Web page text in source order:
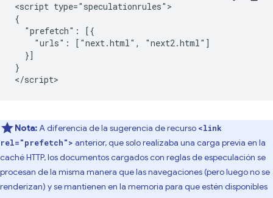
<script type="speculationrules">
{
  "prefetch": [{
    "urls": ["next.html", "next2.html"]
  }]
}
Nota:A diferencia de la sugerencia de recurso <link
rel="prefetch"> anterior, que solo realizaba una carga previa en la
caché HTTP, los documentos cargados con reglas de especulación se
procesan de la misma manera que las navegaciones (pero luego no se
renderizan) y se mantienen en la memoria para que estén disponibles